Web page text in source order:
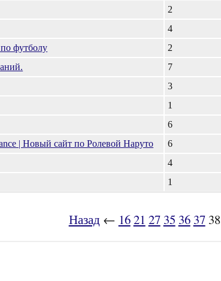
2
4
футболу 2
7
3
1
6
| Новый сайт по Ролевой Наруто 6
4
1
Назад← 1621 27 35 36 37 38